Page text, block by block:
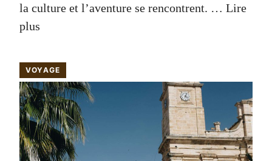
la culture et l’aventure se rencontrent. … Lire
plus
VOYAGE